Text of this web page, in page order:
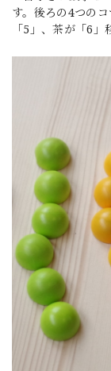
す。後ろの4つの
「5」、茶が「6」